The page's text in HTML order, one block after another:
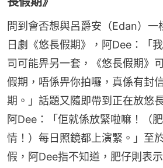
問到會否想與呂爵安（Edan）
日劇《悠長假期》，阿Dee：「
司可能畀另一套，《悠長假期》
假期，唔係畀你拍囉，真係有封
期。」話題又隨即帶到正在放悠
阿Dee：「佢就係放緊啦嘛！（
情！）每日照鏡都上演緊。」至
假，阿Dee指不知道，肥仔則表